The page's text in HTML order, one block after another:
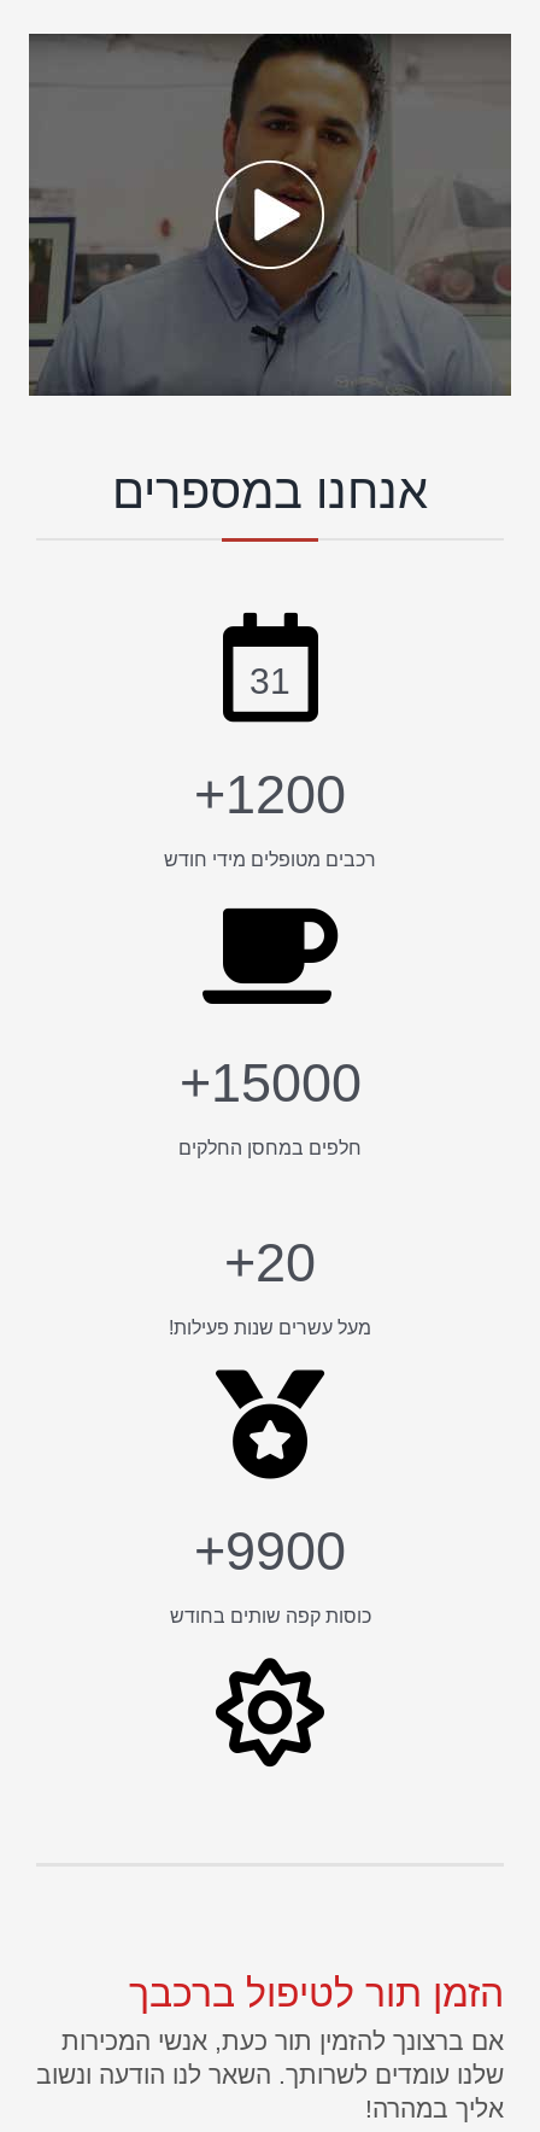
אנחנו במספרים
31
1200+
רכבים מטופלים מידי חודש
15000+
חלפים במחסן החלקים
20+
מעל עשרים שנות פעילות!
9900+
כוסות קפה שותים בחודש
הזמן תור לטיפול ברכבך
אם ברצונך להזמין תור כעת, אנשי המכירות
שלנו עומדים לשרותך. השאר לנו הודעה ונשוב
אליך במהרה!